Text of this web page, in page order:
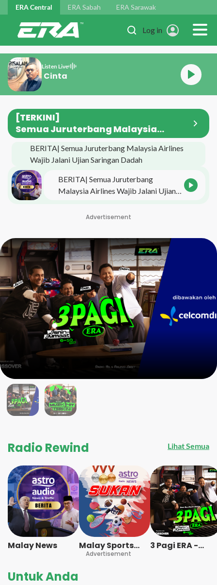
Skip to main content
ERA Central ERA Sabah ERA Sarawak
Log in
Listen Live
Syam Risalah Cinta
[TERKINI]
Semua Juruterbang Malaysia
Airlines Wajib Jalani Ujian Saringan
Dadah
BERITA| Semua Juruterbang Malaysia Airlines
Wajib Jalani Ujian Saringan Dadah
BERITA| Semua Juruterbang
Malaysia Airlines Wajib Jalani Ujian
Advertisement
Radio Rewind Lihat Semua
Malay News
Malay Sports
News
3 Pagi ERA -
Advertisement
Untuk Anda